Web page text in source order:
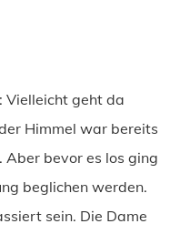
Vielleicht geht da
Himmel war bereits
Aber bevor es los ging
beglichen werden.
sein. Die Dame